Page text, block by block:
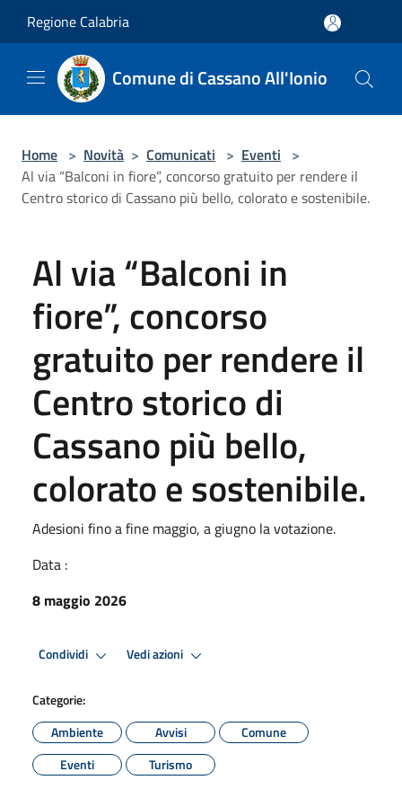
Regione Calabria
Comune di Cassano All'Ionio
Home > Novità > Comunicati > Eventi >
Al via “Balconi in fiore”, concorso gratuito per rendere il
Centro storico di Cassano più bello, colorato e sostenibile.
Al via “Balconi in
fiore”, concorso
gratuito per rendere il
Centro storico di
Cassano più bello,
colorato e sostenibile.
Adesioni fino a fine maggio, a giugno la votazione.
Data :
8 maggio 2026
Condividi Vedi azioni
Categorie:
Ambiente
Avvisi
Comune
Eventi
Turismo